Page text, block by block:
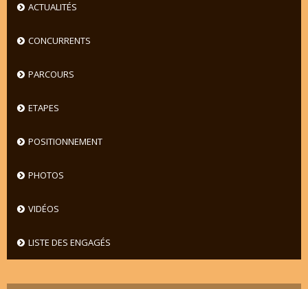
ACTUALITÉS
CONCURRENTS
PARCOURS
ETAPES
POSITIONNEMENT
PHOTOS
VIDÉOS
LISTE DES ENGAGÉS